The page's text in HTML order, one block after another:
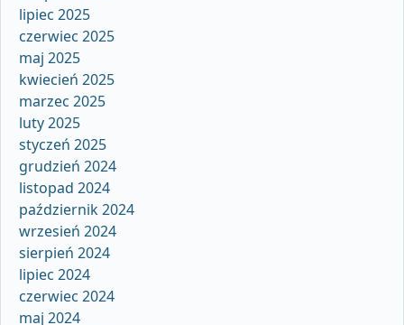
lipiec 2025
czerwiec 2025
maj 2025
kwiecień 2025
marzec 2025
luty 2025
styczeń 2025
grudzień 2024
listopad 2024
październik 2024
wrzesień 2024
sierpień 2024
lipiec 2024
czerwiec 2024
maj 2024